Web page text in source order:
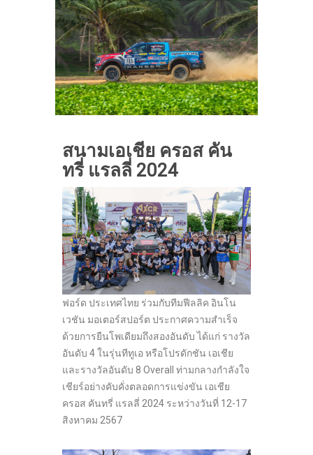
สนามเอเชีย ครอส คัน
ทรี่ แรลลี่ 2024
ฟอร์ด ประเทศไทย ร่วมกับทีมฟีลลิค อินโน
เวชัน มอเตอร์สปอร์ต ประกาศความสำเร็จ
ด้วยการยืนโพเดียมถึงสองอันดับ ได้แก่ รางวัล
อันดับ 4 ในรุ่นทีทูเอ หรือโปรดักชัน เอเชีย
และรางวัลอันดับ 8 Overall ท่ามกลางกำลังใจ
เชียร์อย่างคับคั่งตลอดการแข่งขัน เอเชีย
ครอส คันทรี่ แรลลี่ 2024 ระหว่างวันที่ 12-17
สิงหาคม 2567